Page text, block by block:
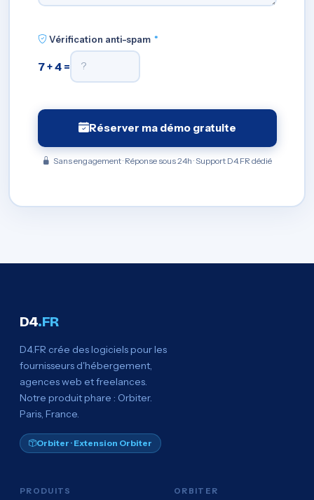
Vérification anti-spam *
7 + 4 =
Réserver ma démo gratuite
Sans engagement · Réponse sous 24h · Support D4.FR dédié
D4.FR
D4.FR crée des logiciels pour les
fournisseurs d'hébergement,
agences web et freelances.
Notre produit phare : Orbiter.
Paris, France.
Orbiter · Extension Orbiter
PRODUITS ORBITER